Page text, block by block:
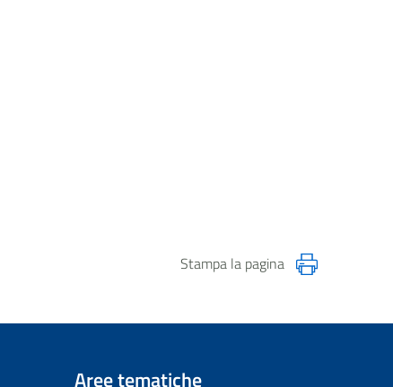
Stampa la pagina
Aree tematiche